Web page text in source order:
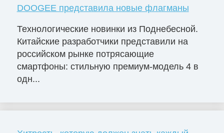
DOOGEE представила новые флагманы
Технологические новинки из Поднебесной.
Китайские разработчики представили на
российском рынке потрясающие
смартфоны: стильную премиум-модель 4 в
одн...